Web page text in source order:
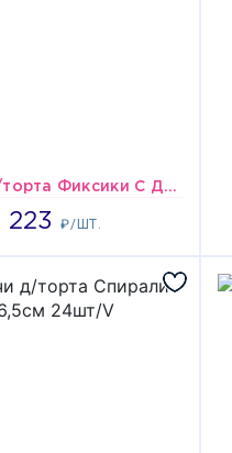
Свеча д/торта Фиксики С ДР/G
223₽/ШТ.
223